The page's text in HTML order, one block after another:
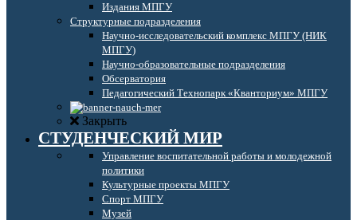
Издания МПГУ
Структурные подразделения
Научно-исследовательский комплекс МПГУ (НИК
МПГУ)
Научно-образовательные подразделения
Обсерватория
Педагогический Технопарк «Кванториум» МПГУ
Закрыть
СТУДЕНЧЕСКИЙ МИР
Управление воспитательной работы и молодежной
политики
Культурные проекты МПГУ
Спорт МПГУ
Музей